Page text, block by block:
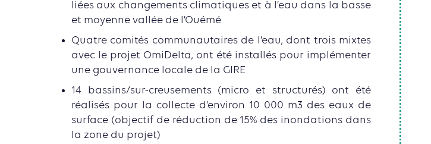
liées aux changements climatiques et à l’eau dans la basse
et moyenne vallée de l’Ouémé
Quatre comités communautaires de l’eau, dont trois mixtes
avec le projet OmiDelta, ont été installés pour implémenter
une gouvernance locale de la GIRE
14 bassins/sur-creusements (micro et structurés) ont été
réalisés pour la collecte d’environ 10 000 m3 des eaux de
surface (objectif de réduction de 15% des inondations dans
la zone du projet)